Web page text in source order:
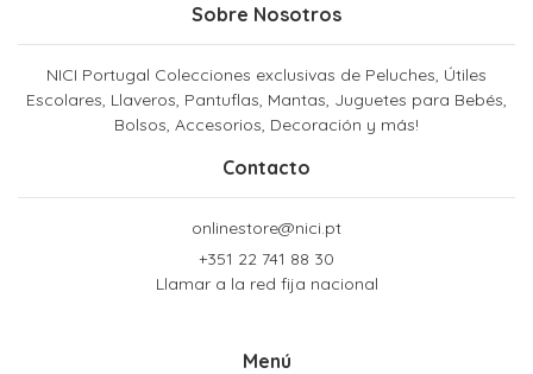
Sobre Nosotros
NICI Portugal Colecciones exclusivas de Peluches, Útiles
Escolares, Llaveros, Pantuflas, Mantas, Juguetes para Bebés,
Bolsos, Accesorios, Decoración y más!
Contacto
onlinestore@nici.pt
+351 22 741 88 30
Llamar a la red fija nacional
Menú